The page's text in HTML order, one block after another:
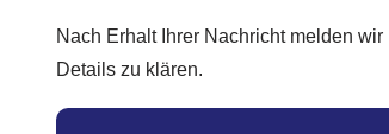
Nach Erhalt Ihrer Nachricht melden
Details zu klären.